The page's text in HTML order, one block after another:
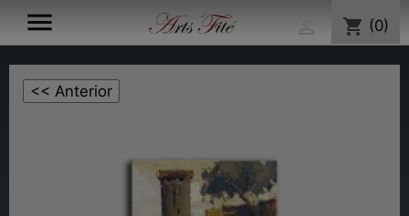
 shopping_cart (0)